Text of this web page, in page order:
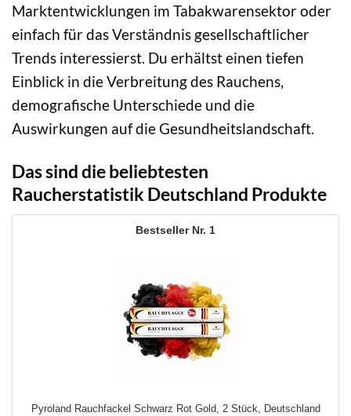
Marktentwicklungen im Tabakwarensektor oder
einfach für das Verständnis gesellschaftlicher
Trends interessierst. Du erhältst einen tiefen
Einblick in die Verbreitung des Rauchens,
demografische Unterschiede und die
Auswirkungen auf die Gesundheitslandschaft.
Das sind die beliebtesten
Raucherstatistik Deutschland Produkte
1
Pyroland Rauchfackel Schwarz Rot Gold, 2 Stück, Deutschland